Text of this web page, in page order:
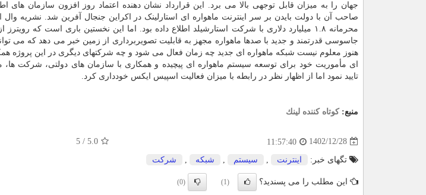
جهان را به میزان قابل توجهی بالا می برد. این قرارداد نشان دهنده اعتماد روز افزون سازمان
صاحب آن با دولت بایدن بر سر اینترنت ماهواره ای استارلینک در اکراین جنجال آفرین شد. نشریه وال
محرمانه ۱.۸ میلیارد دلاری با شرکت استارشیلد اطلاع داده بود. اما این نخستین باری است که
جاسوسی قدرتمند و جدید با صدها ماهواره مجهز به قابلیت تصویربرداری از زمین خبر می دهد که می
ای مأموریت خود برای توسعه سیستم ماهواره ای پیچیده و همکاری با سازمان های دولتی، شرکت ها،
تایید نمود اما از اظهار نظر در رابطه با میزان فعالیت اسپیس ایکس خودداری کرد.
منبع: كوتاه كننده لینك
1402/12/28
11:57:40
5.0
/
5
تگهای خبر: اینترنت سیستم شبكه شركت
این مطلب را می پسندید؟ (1)
(0)